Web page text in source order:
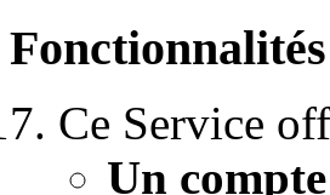
Fonctionnalités
Ce Service
Un